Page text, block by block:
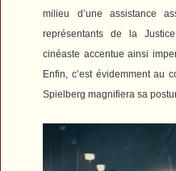
milieu d’une assistance
représentants de la
cinéaste accentue ainsi
Enfin, c’est évidemment au
Spielberg magnifiera sa